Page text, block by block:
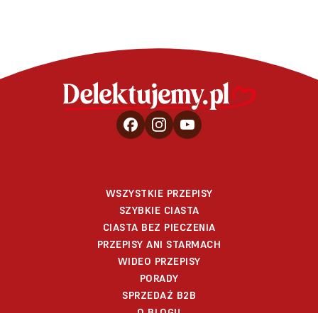
WSZYSTKIE PRZEPISY
SZYBKIE CIASTA
CIASTA BEZ PIECZENIA
PRZEPISY ANI STARMACH
WIDEO PRZEPISY
PORADY
SPRZEDAŻ B2B